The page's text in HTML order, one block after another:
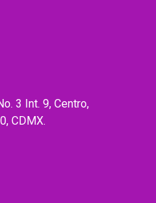
3 Int. 9, Centro,
CDMX.